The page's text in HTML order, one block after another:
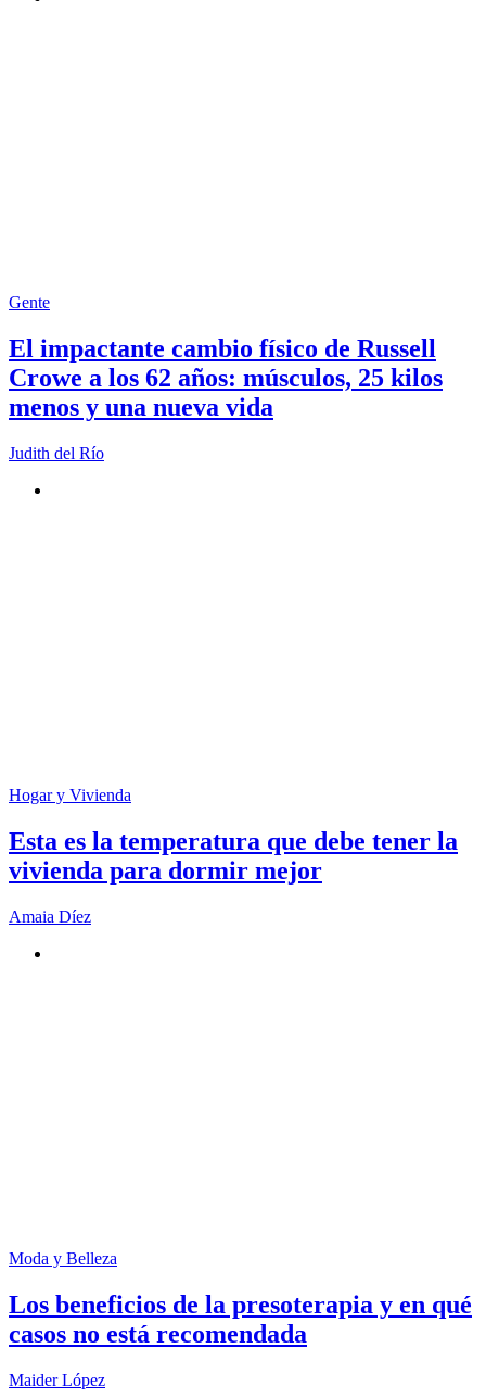
Gente
El impactante cambio físico de Russell
Crowe a los 62 años: músculos, 25 kilos
menos y una nueva vida
Judith del Río
Hogar y Vivienda
Esta es la temperatura que debe tener la
vivienda para dormir mejor
Amaia Díez
Moda y Belleza
Los beneficios de la presoterapia y en qué
casos no está recomendada
Maider López